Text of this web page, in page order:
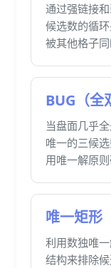
通过强链接
候选数的循
被其他格子
BUG（全
当盘面几乎
唯一的三候
用唯一解原
唯一矩形
利用数独唯
结构来排除